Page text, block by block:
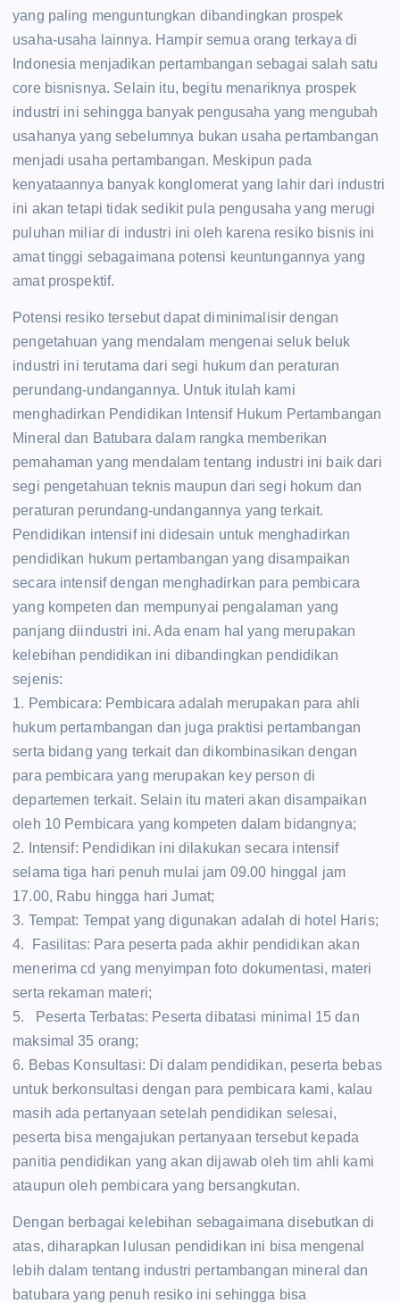
yang paling menguntungkan dibandingkan prospek
usaha-usaha lainnya. Hampir semua orang terkaya di
Indonesia menjadikan pertambangan sebagai salah satu
core bisnisnya. Selain itu, begitu menariknya prospek
industri ini sehingga banyak pengusaha yang mengubah
usahanya yang sebelumnya bukan usaha pertambangan
menjadi usaha pertambangan. Meskipun pada
kenyataannya banyak konglomerat yang lahir dari industri
ini akan tetapi tidak sedikit pula pengusaha yang merugi
puluhan miliar di industri ini oleh karena resiko bisnis ini
amat tinggi sebagaimana potensi keuntungannya yang
amat prospektif.
Potensi resiko tersebut dapat diminimalisir dengan
pengetahuan yang mendalam mengenai seluk beluk
industri ini terutama dari segi hukum dan peraturan
perundang-undangannya. Untuk itulah kami
menghadirkan Pendidikan Intensif Hukum Pertambangan
Mineral dan Batubara dalam rangka memberikan
pemahaman yang mendalam tentang industri ini baik dari
segi pengetahuan teknis maupun dari segi hokum dan
peraturan perundang-undangannya yang terkait.
Pendidikan intensif ini didesain untuk menghadirkan
pendidikan hukum pertambangan yang disampaikan
secara intensif dengan menghadirkan para pembicara
yang kompeten dan mempunyai pengalaman yang
panjang diindustri ini. Ada enam hal yang merupakan
kelebihan pendidikan ini dibandingkan pendidikan
sejenis:
1. Pembicara: Pembicara adalah merupakan para ahli
hukum pertambangan dan juga praktisi pertambangan
serta bidang yang terkait dan dikombinasikan dengan
para pembicara yang merupakan key person di
departemen terkait. Selain itu materi akan disampaikan
oleh 10 Pembicara yang kompeten dalam bidangnya;
2. Intensif: Pendidikan ini dilakukan secara intensif
selama tiga hari penuh mulai jam 09.00 hinggal jam
17.00, Rabu hingga hari Jumat;
3. Tempat: Tempat yang digunakan adalah di hotel Haris;
4. Fasilitas: Para peserta pada akhir pendidikan akan
menerima cd yang menyimpan foto dokumentasi, materi
serta rekaman materi;
5. Peserta Terbatas: Peserta dibatasi minimal 15 dan
maksimal 35 orang;
6. Bebas Konsultasi: Di dalam pendidikan, peserta bebas
untuk berkonsultasi dengan para pembicara kami, kalau
masih ada pertanyaan setelah pendidikan selesai,
peserta bisa mengajukan pertanyaan tersebut kepada
panitia pendidikan yang akan dijawab oleh tim ahli kami
ataupun oleh pembicara yang bersangkutan.
Dengan berbagai kelebihan sebagaimana disebutkan di
atas, diharapkan lulusan pendidikan ini bisa mengenal
lebih dalam tentang industri pertambangan mineral dan
batubara yang penuh resiko ini sehingga bisa